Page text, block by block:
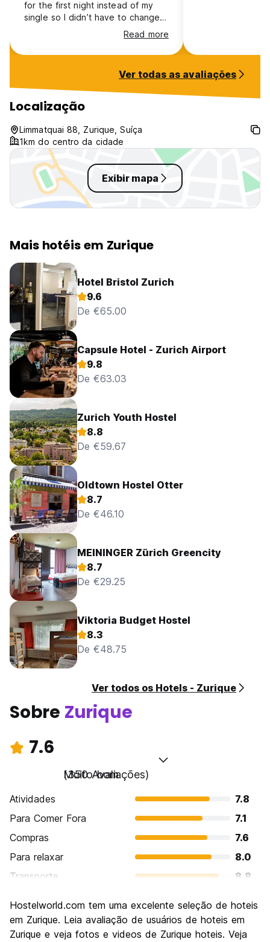
for the first night instead of my
single so I didn’t have to change
rooms when my daughter arrived.
Everything so clean and fabulous
location. Only downside was we
check out as we needed them
during their closure hours. This
was only a slight inconvenience
though for us. Everything perfect
and would definitely stay here if
visiting zurich again.
Read more
Ver todas as avaliações
Localização
Limmatquai 88, Zurique, Suíça
1km do centro da cidade
Exibir mapa
Mais hotéis em Zurique
Hotel Bristol Zurich
9.6
De €65.00
Capsule Hotel - Zurich Airport
9.8
De €63.03
Zurich Youth Hostel
8.8
De €59.67
Oldtown Hostel Otter
8.7
De €46.10
MEININGER Zürich Greencity
8.7
De €29.25
Viktoria Budget Hostel
8.3
De €48.75
Ver todos os Hotels - Zurique
Sobre Zurique
7.6
Muito bom
(350 Avaliações)
Atividades
7.8
Para Comer Fora
7.1
Compras
7.6
Para relaxar
8.0
Transporte
8.8
Cultura
8.2
Festas / vida noturna
7.5
Hostelworld.com tem uma excelente seleção de hoteis
em Zurique. Leia avaliação de usuários de hoteis em
Zurique e veja fotos e videos de Zurique hoteis. Veja